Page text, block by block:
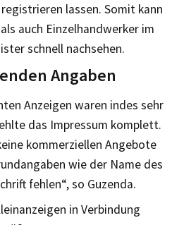
lassen. Somit kann
auch Einzelhandwerker im
schnell nachsehen.
Angaben
Anzeigen waren indes sehr
das Impressum komplett.
kommerziellen Angebote
wie der Name des
fehlen“, so Guzenda.
in Verbindung